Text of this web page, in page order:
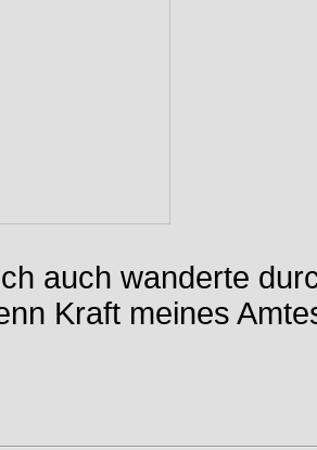
auch wanderte
Kraft meines